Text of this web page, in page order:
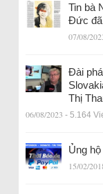
Tin bà
Đức
07/08/
Đài
Thị
06/08/2023 - 5.164
Ủng
15/02/